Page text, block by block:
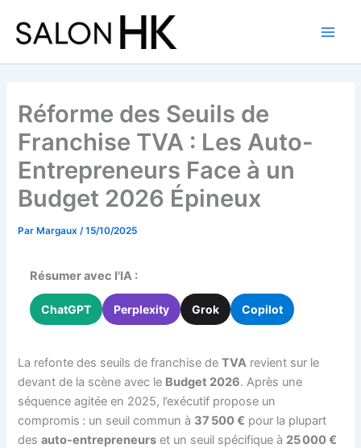
contenu
Réforme des Seuils de
Franchise TVA : Les Auto-
Entrepreneurs Face à un
Budget 2026 Épineux
ParMargaux /15/10/2025
Résumer avec l'IA :
ChatGPT Perplexity Grok Copilot
La refonte des seuils de franchise deTVA revient sur le
devant de la scène avec le Budget 2026. Après une
séquence agitée en 2025, l’exécutif propose un
compromis : un seuil commun à 37 500 € pour la plupart
desauto-entrepreneurs et un seuil spécifique à 25 000 €